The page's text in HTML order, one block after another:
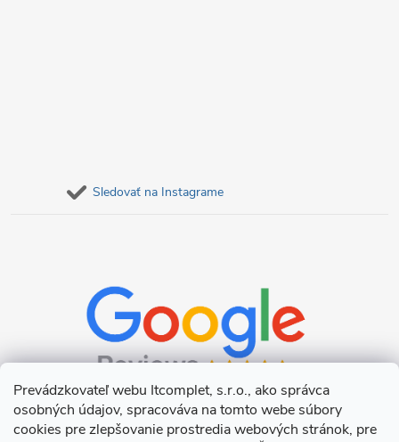
Prevádzkovateľ webu Itcomplet, s.r.o., ako správca
osobných údajov, spracováva na tomto webe súbory
cookies pre zlepšovanie prostredia webových stránok, pre
Sledovať na Instagrame